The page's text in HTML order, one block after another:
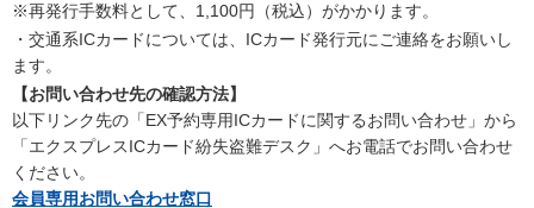
※再発行手数料として、1,100円（税込）がかかります。
・交通系ICカードについては、ICカード発行元にご連絡をお願いし
ます。
【お問い合わせ先の確認方法】
以下リンク先の「EX予約専用ICカードに関するお問い合わせ」から
「エクスプレスICカード紛失盗難デスク」へお電話でお問い合わせ
ください。
会員専用お問い合わせ窓口